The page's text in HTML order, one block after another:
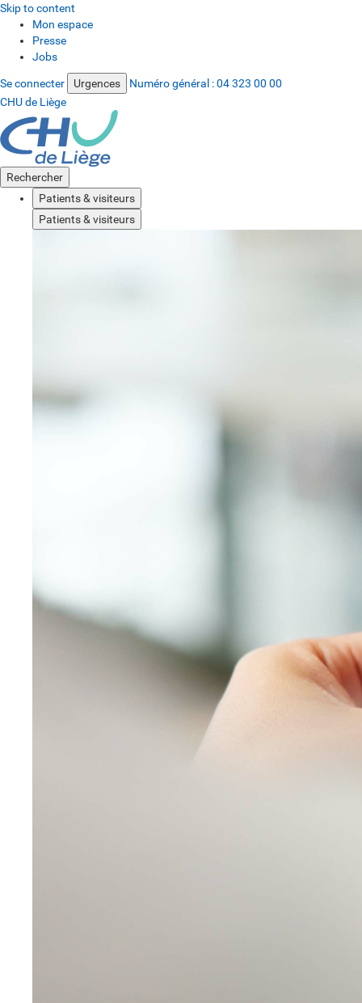
Skip to content
Mon espace
Presse
Jobs
Se connecter Urgences Numéro général :04 323 00 00
CHU de Liège
Rechercher
Patients & visiteurs
Patients & visiteurs